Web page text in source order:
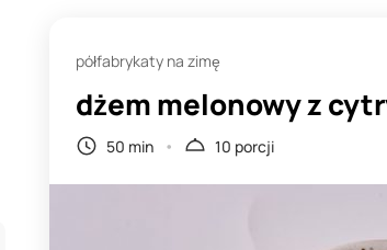
półfabrykaty na zimę
dżem melonowy z
50 min 10 porcji